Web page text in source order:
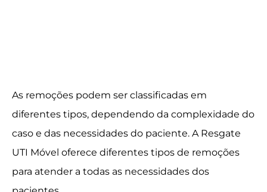
As remoções podem ser classificadas em
diferentes tipos, dependendo da complexidade do
caso e das necessidades do paciente. A Resgate
UTI Móvel oferece diferentes tipos de remoções
para atender a todas as necessidades dos